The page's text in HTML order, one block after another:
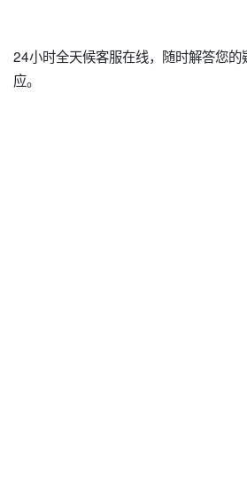
24小时全天候客服在线，随时解答您
应。